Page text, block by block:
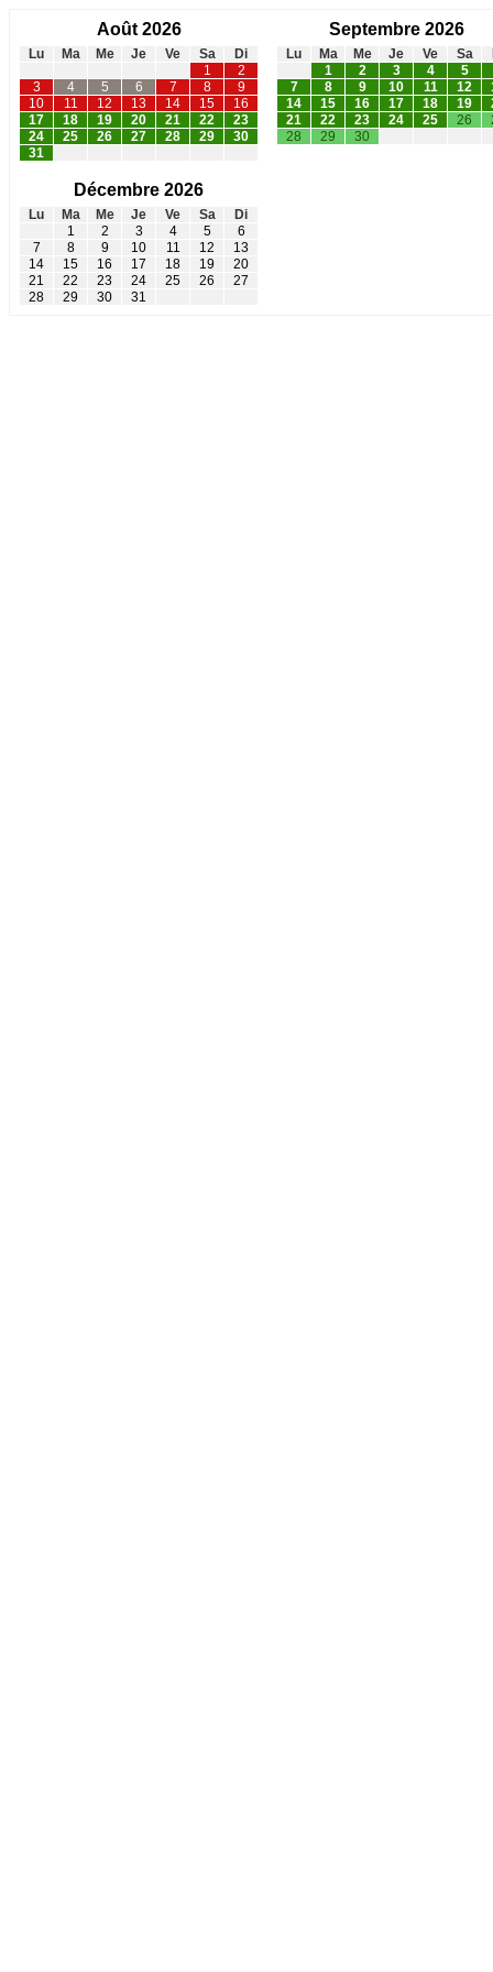
Août 2026
Lu Ma Me Je Ve Sa
Di
1
2
3
4 5 6 7 8
9
10
11 12 13 14 15
16
17
18 19 20 21 22
23
24
25 26 27 28 29
30
31
Septembre 2026
Lu Ma Me Je Ve Sa
1
2 3 4
5
7
8 9 10 11 12
14
15 16 17 18 19
21
22 23 24 25 26
28
29 30
Décembre 2026
Lu Ma Me Je Ve Sa
Di
1
2 3 4 5
6
7
8 9 10 11 12
13
14
15 16 17 18 19
20
21
22 23 24 25 26
27
28
29 30 31